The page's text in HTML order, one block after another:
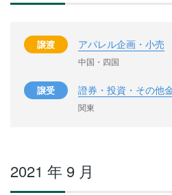
譲渡 アパレル企画・小売
中国・四国
譲受 證券・投資・その他
関東
2021 年 9 月